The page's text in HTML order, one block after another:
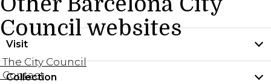
Council websites
The City Council
Contact
Visit
Practical information
Collection